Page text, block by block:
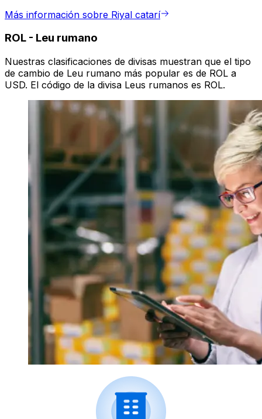
Más información sobre Riyal catarí
ROL - Leu rumano
Nuestras clasificaciones de divisas muestran que el tipo
de cambio de Leu rumano más popular es de ROL a
USD. El código de la divisa Leus rumanos es ROL.